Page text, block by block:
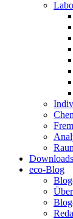
Downloads
eco-Blog